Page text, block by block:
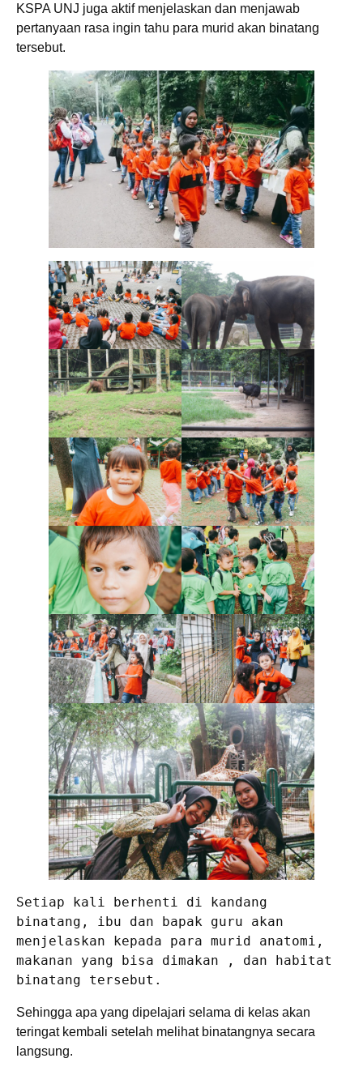
KSPA UNJ juga aktif menjelaskan dan menjawab
pertanyaan rasa ingin tahu para murid akan binatang
tersebut.
Setiap kali berhenti di kandang
binatang, ibu dan bapak guru akan
menjelaskan kepada para murid anatomi,
makanan yang bisa dimakan , dan habitat
binatang tersebut.
Sehingga apa yang dipelajari selama di kelas akan
teringat kembali setelah melihat binatangnya secara
langsung.